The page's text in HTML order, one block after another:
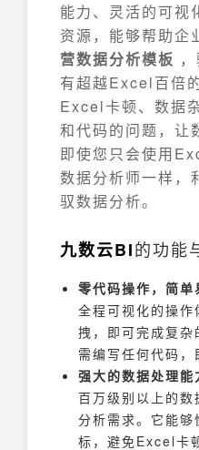
能力、灵活的可视
资源，能够帮助企
营数据分析模板
有超越Excel百倍
Excel卡顿、数据
和代码的问题，让
即使您只会使用
数据分析师一样，
驭数据分析。
九数云BI的功能
零代码操作，简单
全程可视化的操
拽，即可完成复
需编写任何代码，
强大的数据处理能
百万级别以上的
分析需求。它能
标，避免Excel卡